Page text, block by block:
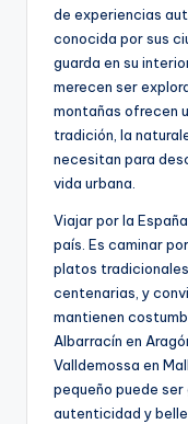
de experiencias
conocida por sus
guarda en su
merecen ser
montañas ofrecen
tradición, la
necesitan para
vida urbana.
Viajar por la
país. Es caminar
platos
centenarias, y
mantienen
Albarracín en
Valldemossa en
pequeño puede
autenticidad y